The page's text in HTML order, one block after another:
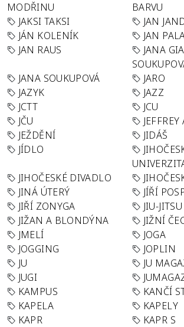
MODŘINU
BARVU
JAKSI TAKSI
JAN
JÁN KOLENÍK
JAN
JAN RAUS
JANA GIA
JANA SOUKUPOVÁ
JARO
JAZYK
JAZZ
JCTT
JCU
JČU
JEŽDĚNÍ
JIDÁŠ
JÍDLO
JIHOČESKÉ DIVADLO
JINÁ ÚTERÝ
JÍŘÍ
JIŘÍ ZONYGA
JIU-JITSU
JIŽAN A BLONDÝNA
JIŽNÍ
JMELÍ
JOGA
JOGGING
JOPLIN
JU
JU
JUGI
KAMPUS
KANČÍ
KAPELA
KAPELY
KAPR
KAPR S